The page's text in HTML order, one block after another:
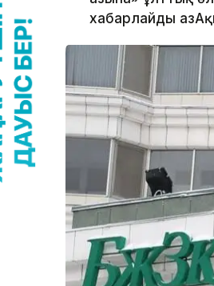
хабарлайды